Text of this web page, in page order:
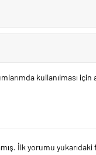
kullanılması
İlk yorumu yukarıdaki